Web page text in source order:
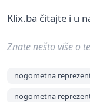
Klix.ba čitajte i u
Znate nešto više o
nogometna
nogometna